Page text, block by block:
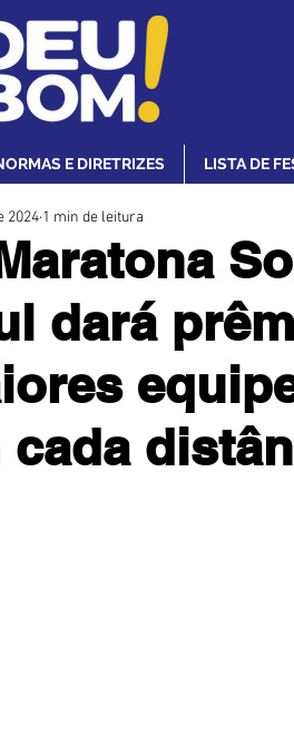
E DIRETRIZES LISTA DE
dará
cada
2024 1 min de leitura